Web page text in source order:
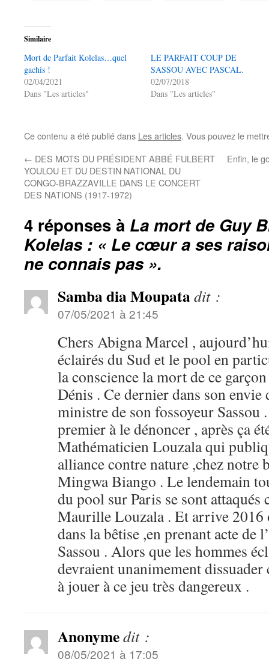
Similaire
Mort de Parfait Kolelas…quel
gachis !
02/04/2021
Dans "Les articles"
LE PARFAIT COUP DE
SASSOU AVEC PASCAL.
02/07/2018
Dans "Les articles"
Ce contenu a été publié dans Les articles. Vous pouvez le
← DES MOTS DU PRÉSIDENT ABBÉ FULBERT
YOULOU ET DU DESTIN NATIONAL DU
CONGO-BRAZZAVILLE DANS LE CONCERT
DES NATIONS (1917-1972)
Enfin, le
4 réponses à La mort de Guy
Kolelas : « Le cœur a ses
ne connais pas ».
Samba dia Moupatadit :
07/05/2021 à 21:45
Chers Abigna Marcel ,
éclairés du Sud et le pool en
la conscience la mort de ce
Dénis . Ce dernier dans son envie
ministre de son fossoyeur Sassou
premier à le dénoncer , après ça
Mathématicien Louzala qui
alliance contre nature ,chez notre
Mingwa Biango . Le lendemain
du pool sur Paris se sont attaqués
Maurille Louzala . Et arrive 2016
dans la bêtise ,en prenant acte de
Sassou . Alors que les hommes
devraient unanimement
à jouer à ce jeu très dangereux .
Anonymedit :
08/05/2021 à 17:05